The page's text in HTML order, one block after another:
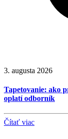
3. augusta 2026
Tapetovanie: ako
oplatí odborník
Čítať viac